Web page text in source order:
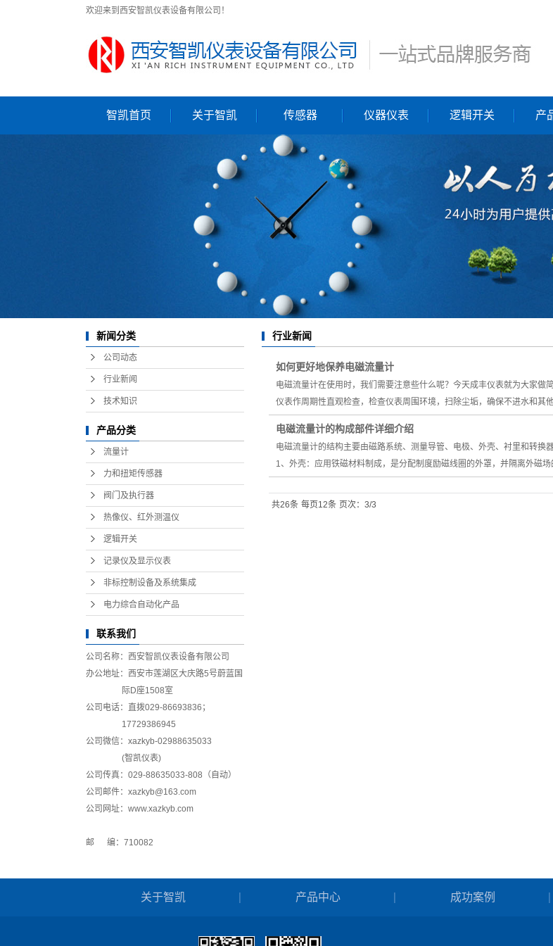
欢迎来到西安智凯仪表设备有限公司！
智凯首页 关于智凯
公司资质
联系我们
传感器 仪器仪表 逻辑开关 产
力和扭
逻
记录
新闻分类
公司动态
行业新闻
技术知识
产品分类
流量计
力和扭矩传感器
阀门及执行器
热像仪、红外测温仪
逻辑开关
记录仪及显示仪表
非标控制设备及系统集成
电力综合自动化产品
联系我们
公司名称：西安智凯仪表设备有限公司
办公地址：西安市莲湖区大庆路5号蔚蓝国
际D座1508室
公司电话：直拨029-86693836；
17729386945
公司微信：xazkyb-02988635033
(智凯仪表)
公司传真：029-88635033-808（自动）
公司邮件： xazkyb@163.com
公司网址：www.xazkyb.com
邮 编：710082
行业新闻
如何更好地保养电磁流量计
电磁流量计在使用时，我们需要注意些什么呢？今天成丰仪表就为大家
仪表作周期性直观检查，检查仪表周围环境，扫除尘垢，确保不进水和其
电磁流量计的构成部件详细介绍
电磁流量计的结构主要由磁路系统、测量导管、电极、外壳、衬里和转
1、外壳：应用铁磁材料制成，是分配制度励磁线圈的外罩，并隔离外磁场
共26条 每页12条 页次：3/3
关于智凯 产品中心 成功案例